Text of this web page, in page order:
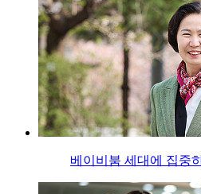
베이비붐 세대에 집중